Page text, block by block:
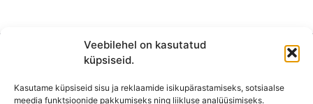
Veebilehel on kasutatud
küpsiseid.
Kasutame küpsiseid sisu ja reklaamide isikupärastamiseks, sotsiaalse
meedia funktsioonide pakkumiseks ning liikluse analüüsimiseks.